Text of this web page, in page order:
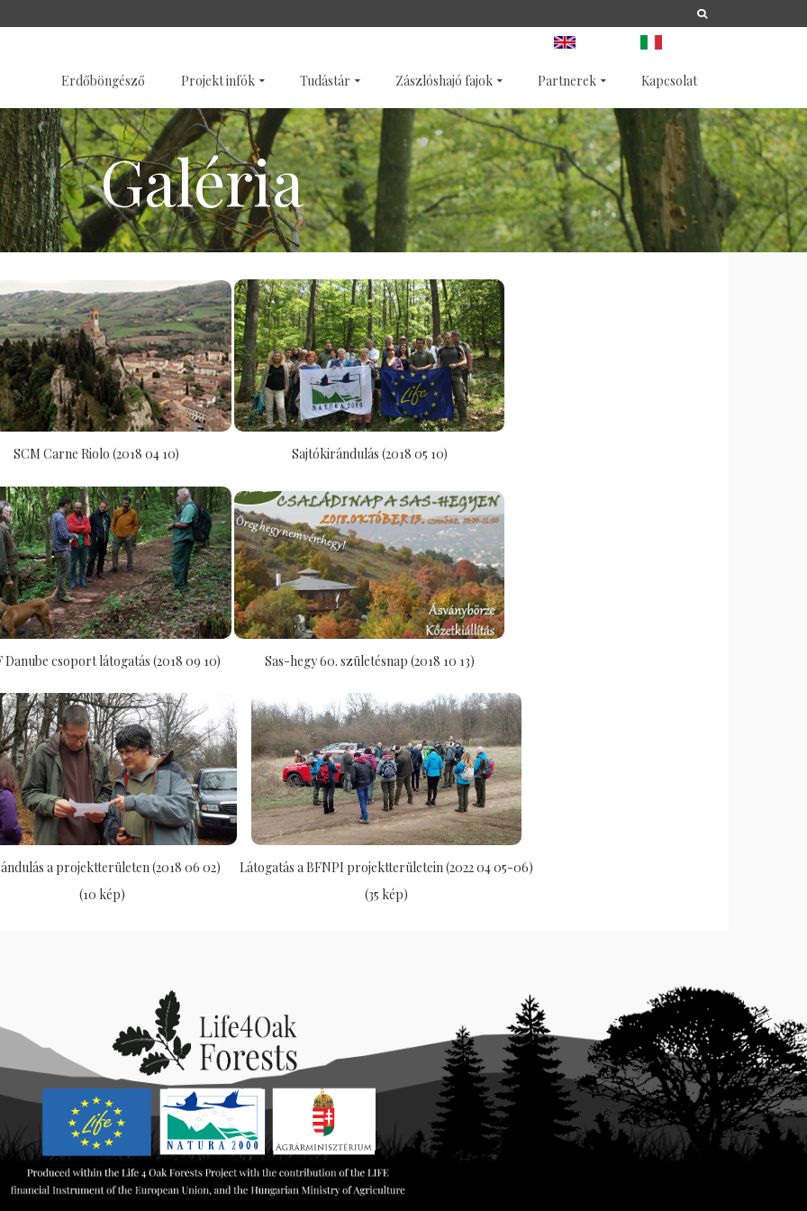
Erdőböngésző Projekt infók Tudástár Zászlóshajó fajok Partnerek Kapcsolat
Galéria
SCM Carne Riolo (2018 04 10) Sajtókirándulás (2018 05 10)
Danube csoport látogatás (2018 09 10) Sas-hegy 60. születésnap (2018 10 13)
a projektterületen (2018 06 02)
(10 kép)
Látogatás a BFNPI projektterületein (2022 04 05-06)
(35 kép)